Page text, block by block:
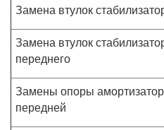
Замена втулок
Замена втулок
переднего
Замены опоры
передней